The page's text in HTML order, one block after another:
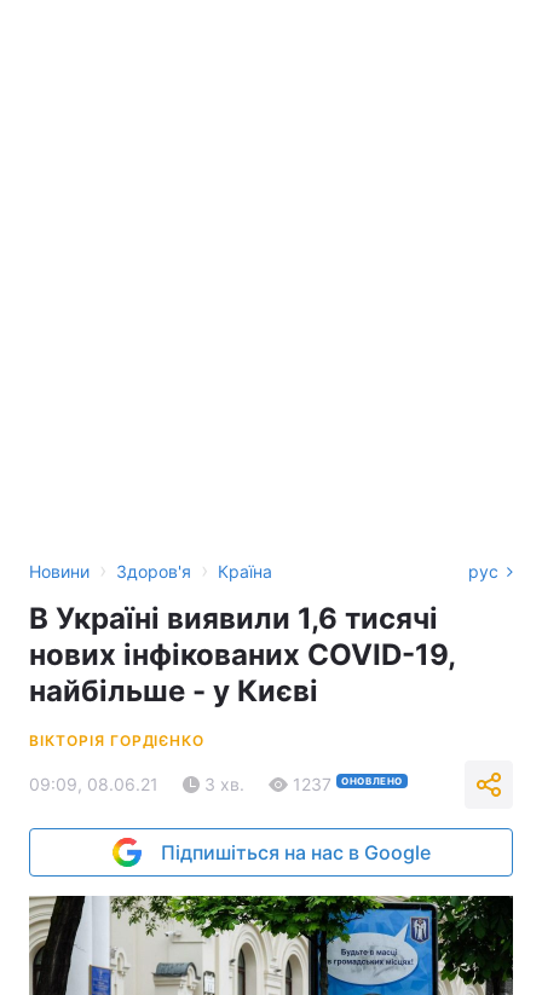
Новини › Здоров'я › Країна рус
В Україні виявили 1,6 тисячі
нових інфікованих COVID-19,
найбільше - у Києві
ВІКТОРІЯ ГОРДІЄНКО
09:09, 08.06.21 3 хв. 1237 ОНОВЛЕНО
Підпишіться на нас в Google